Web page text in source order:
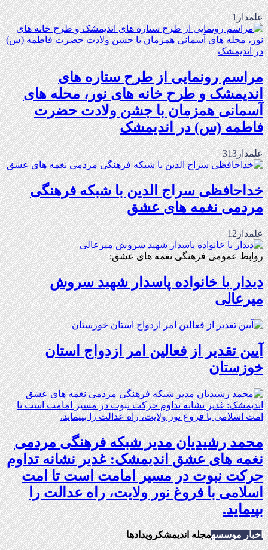
علمدار1
مراسم رونمایی از طرح ستاره های
اندیمشک و طرح خانه های نور، محله های
آسمانی همزمان با جشن ولادت حضرت
فاطمه (س) در اندیمشک
علمدار313
خداحافظی سراج الدین با شبکه فرهنگی
مردمی نغمه های عشق
علمدار12
روابط عمومی فرهنگی نغمه های عشق:
دیدار با خانواده پاسدار شهید سروش
میرعالی
آیین تقدیر از فعالین امر ازدواج استان
خوزستان
محمد رشیدیان مدیر شبکه فرهنگی مردمی
نغمه های عشق اندیمشک: غدیر نشانه تداوم
حرکت نبوت در مسیر امامت است تا امت
اسلامی با فروغ نور ولایت، راه عدالت را
بپیماید.
اخبار موسسهمجله اندیمشکرویدادها